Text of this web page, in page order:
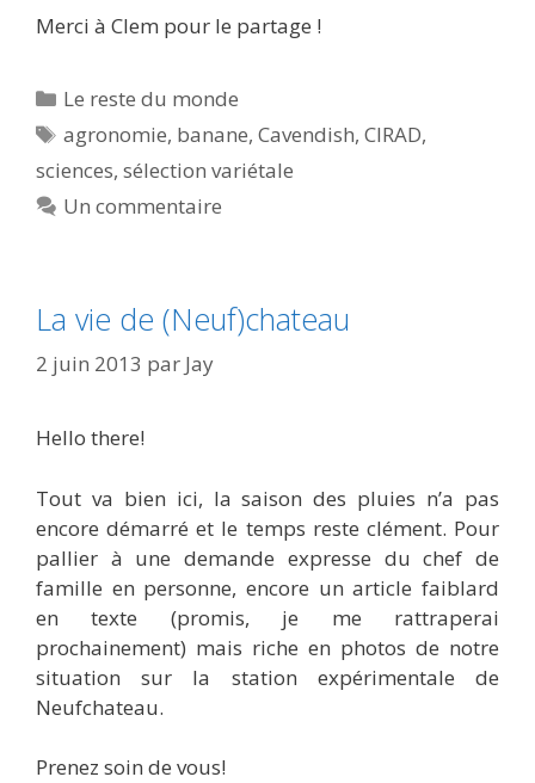
Merci à Clem pour le partage !
Catégories
Le reste du monde
Étiquettes
agronomie, banane,Cavendish,CIRAD,
sciences, sélection variétale
Un commentaire
La vie de (Neuf)chateau
2 juin 2013 par Jay
Hello there!
Tout va bien ici, la saison des pluies n’a pas
encore démarré et le temps reste clément. Pour
pallier à une demande expresse du chef de
famille en personne, encore un article faiblard
en texte (promis, je me rattraperai
prochainement) mais riche en photos de notre
situation sur la station expérimentale de
Neufchateau.
Prenez soin de vous!